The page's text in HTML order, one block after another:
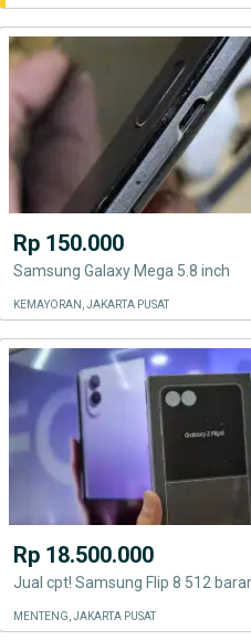
Rp 150.000
Samsung Galaxy Mega 5.8 inch
KEMAYORAN, JAKARTA PUSAT
Rp 18.500.000
MENTENG, JAKARTA PUSAT